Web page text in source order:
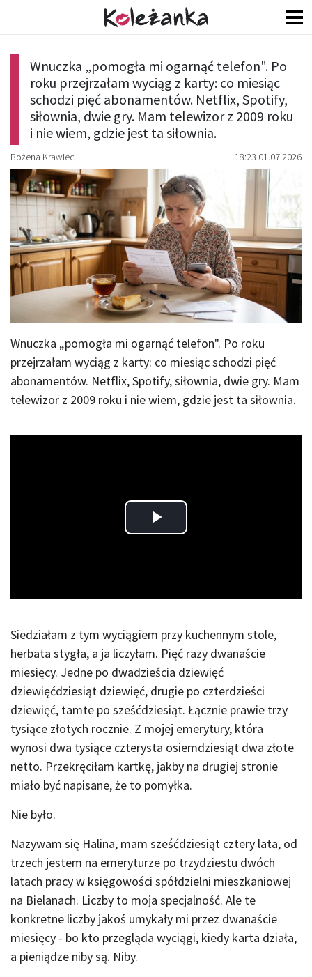
Wnuczka „pomogła mi ogarnąć telefon". Po
roku przejrzałam wyciąg z karty: co miesiąc
schodzi pięć abonamentów. Netflix, Spotify,
siłownia, dwie gry. Mam telewizor z 2009 roku
i nie wiem, gdzie jest ta siłownia.
Bożena Krawiec 18:23 01.07.2026
Wnuczka „pomogła mi ogarnąć telefon". Po roku
przejrzałam wyciąg z karty: co miesiąc schodzi pięć
abonamentów. Netflix, Spotify, siłownia, dwie gry. Mam
telewizor z 2009 roku i nie wiem, gdzie jest ta siłownia.
Play
Siedziałam z tym wyciągiem przy kuchennym stole,
herbata stygła, a ja liczyłam. Pięć razy dwanaście
miesięcy. Jedne po dwadzieścia dziewięć
dziewięćdziesiąt dziewięć, drugie po czterdzieści
dziewięć, tamte po sześćdziesiąt. Łącznie prawie trzy
tysiące złotych rocznie. Z mojej emerytury, która
wynosi dwa tysiące czterysta osiemdziesiąt dwa złote
netto. Przekręciłam kartkę, jakby na drugiej stronie
miało być napisane, że to pomyłka.
Nie było.
Nazywam się Halina, mam sześćdziesiąt cztery lata, od
trzech jestem na emeryturze po trzydziestu dwóch
latach pracy w księgowości spółdzielni mieszkaniowej
na Bielanach. Liczby to moja specjalność. Ale te
konkretne liczby jakoś umykały mi przez dwanaście
miesięcy - bo kto przegląda wyciągi, kiedy karta działa,
a pieniądze niby są. Niby.